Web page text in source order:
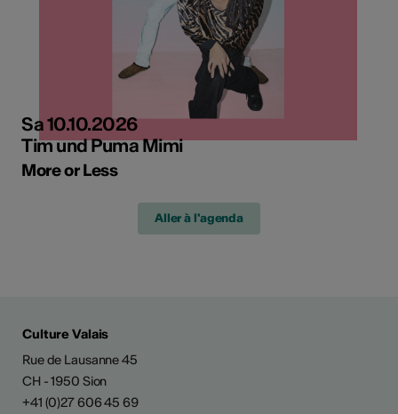
Sa 10.10.2026
Tim und Puma Mimi
More or Less
Aller à l'agenda
Culture Valais
Rue de Lausanne 45
CH - 1950 Sion
+41 (0)27 606 45 69